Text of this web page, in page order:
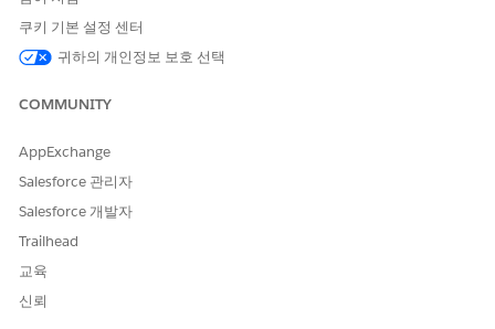
쿠키 기본 설정 센터
귀하의 개인정보 보호 선택
COMMUNITY
AppExchange
Salesforce 관리자
Salesforce 개발자
Trailhead
교육
신뢰